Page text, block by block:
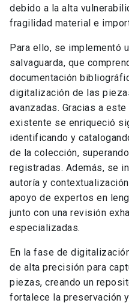
debido a la alta
fragilidad material e
Para ello, se implementó
salvaguarda, que
documentación
digitalización de las
avanzadas. Gracias a
existente se enriqueció
identificando y
de la colección,
registradas. Además, se
autoría y
apoyo de expertos en
junto con una revisión
especializadas.
En la fase de
de alta precisión para
piezas, creando un
fortalece la preservación